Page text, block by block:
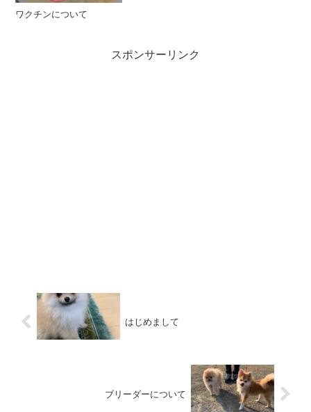
ワクチンについて
スポンサーリンク
はじめまして
ブリーダーについて